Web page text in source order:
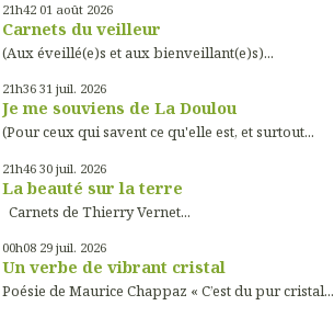
21h42 01 août 2026
Carnets du veilleur
(Aux éveillé(e)s et aux bienveillant(e)s)...
21h36 31 juil. 2026
Je me souviens de La Doulou
(Pour ceux qui savent ce qu'elle est, et surtout...
21h46 30 juil. 2026
La beauté sur la terre
Carnets de Thierry Vernet...
00h08 29 juil. 2026
Un verbe de vibrant cristal
Poésie de Maurice Chappaz « C’est du pur cristal...